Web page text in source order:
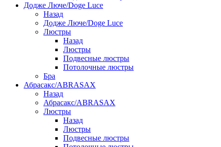
Додже Люче/Doge Luce
Назад
Додже Люче/Doge Luce
Люстры
Назад
Люстры
Подвесные люстры
Потолочные люстры
Бра
Абрасакс/ABRASAX
Назад
Абрасакс/ABRASAX
Люстры
Назад
Люстры
Подвесные люстры